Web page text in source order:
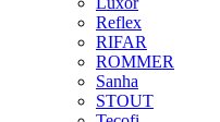
Reflex
RIFAR
ROMMER
Sanha
STOUT